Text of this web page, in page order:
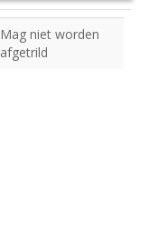
Mag niet worden
afgetrild